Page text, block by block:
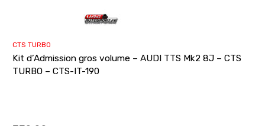
CTS TURBO
Kit d’Admission gros volume – AUDI TTS Mk2 8J – CTS
TURBO – CTS-IT-190